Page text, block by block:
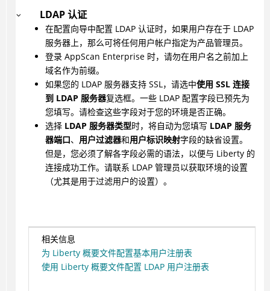
LDAP 认证
在配置向导中配置 LDAP 认证时，如果用户存在于 LDAP
服务器上，那么可将任何用户帐户指定为产品管理员。
登录 AppScan Enterprise 时，请勿在用户名之前加上
域名作为前缀。
如果您的 LDAP 服务器支持 SSL，请选中使用 SSL 连接
到 LDAP 服务器复选框。一些 LDAP 配置字段已预先为
您填写。请检查这些字段对于您的环境是否正确。
选择 LDAP 服务器类型时，将自动为您填写 LDAP 服务
器端口、 用户过滤器和用户标识映射字段的缺省设置。
但是，您必须了解各字段必需的语法，以便与 Liberty 的
连接成功工作。请联系 LDAP 管理员以获取环境的设置
（尤其是用于过滤用户的设置）。
相关信息
为 Liberty 概要文件配置基本用户注册表
使用 Liberty 概要文件配置 LDAP 用户注册表